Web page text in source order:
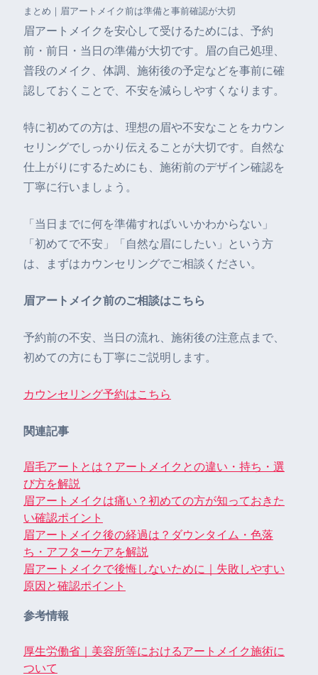
まとめ｜眉アートメイク前は準備と事前確認が大切
眉アートメイクを安心して受けるためには、予約
前・前日・当日の準備が大切です。眉の自己処理、
普段のメイク、体調、施術後の予定などを事前に確
認しておくことで、不安を減らしやすくなります。
特に初めての方は、理想の眉や不安なことをカウン
セリングでしっかり伝えることが大切です。自然な
仕上がりにするためにも、施術前のデザイン確認を
丁寧に行いましょう。
「当日までに何を準備すればいいかわからない」
「初めてで不安」「自然な眉にしたい」という方
は、まずはカウンセリングでご相談ください。
眉アートメイク前のご相談はこちら
予約前の不安、当日の流れ、施術後の注意点まで、
初めての方にも丁寧にご説明します。
カウンセリング予約はこちら
関連記事
眉毛アートとは？アートメイクとの違い・持ち・選
び方を解説
眉アートメイクは痛い？初めての方が知っておきた
い確認ポイント
眉アートメイク後の経過は？ダウンタイム・色落
ち・アフターケアを解説
眉アートメイクで後悔しないために｜失敗しやすい
原因と確認ポイント
参考情報
厚生労働省｜美容所等におけるアートメイク施術に
ついて